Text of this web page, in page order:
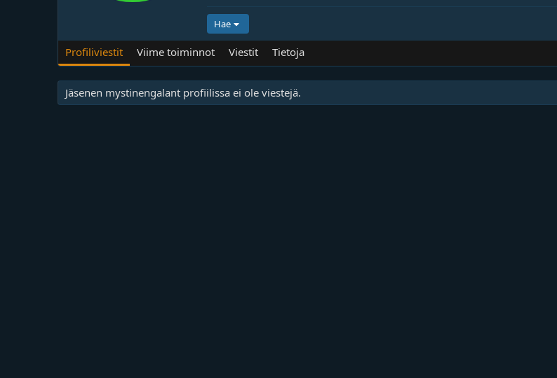
Hae
Profiliviestit Viime toiminnot Viestit Tietoja
Jäsenen mystinengalant profiilissa ei ole viestejä.